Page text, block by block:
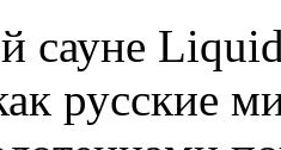
сауне
русские